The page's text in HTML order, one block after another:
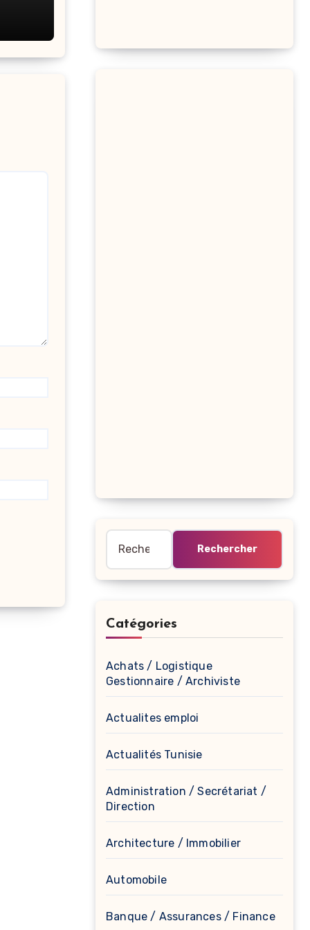
Catégories
Achats / Logistique
Gestionnaire / Archiviste
Actualites emploi
Actualités Tunisie
Administration / Secrétariat /
Direction
Architecture / Immobilier
Automobile
Banque / Assurances / Finance